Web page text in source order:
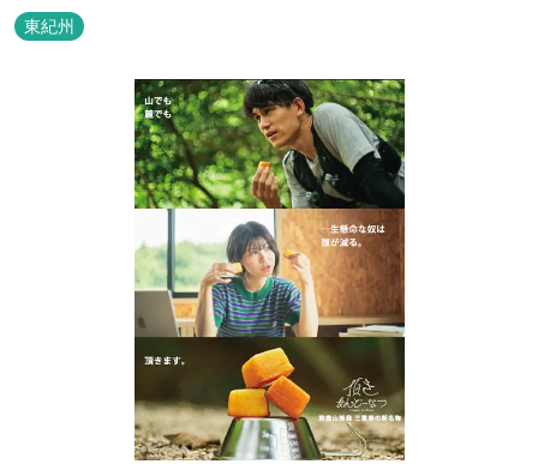
での分布の北限にもあたることから、植物分布地理学上、貴重な場
所とされています。 樹叢は亜熱帯・暖帯性の植物が中心になってお
り、林内には多数の植物が繁茂している。 歴史深い神社やノスタル
ジックな町並みが魅力のス...
東紀州